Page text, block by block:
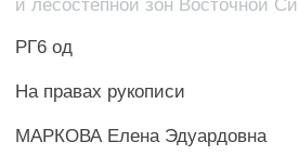
и лесостепной зон Восточной
РГ6 од
На правах рукописи
МАРКОВА Елена Эдуардовна